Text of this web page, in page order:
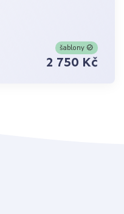
šablony
2 750 Kč